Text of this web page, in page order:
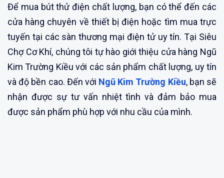
Để mua bút thử điện chất lượng, bạn có thể đến các
cửa hàng chuyên về thiết bị điện hoặc tìm mua trực
tuyến tại các sàn thương mại điện tử uy tín. Tại Siêu
Chợ Cơ Khí, chúng tôi tự hào giới thiệu cửa hàng Ngũ
Kim Trường Kiều với các sản phẩm chất lượng, uy tín
và độ bền cao. Đến với Ngũ Kim Trường Kiều, bạn sẽ
nhận được sự tư vấn nhiệt tình và đảm bảo mua
được sản phẩm phù hợp với nhu cầu của mình.